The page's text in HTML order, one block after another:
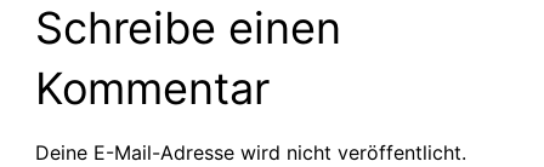
Schreibe einen
Kommentar
Deine E-Mail-Adresse wird nicht veröffentlicht.